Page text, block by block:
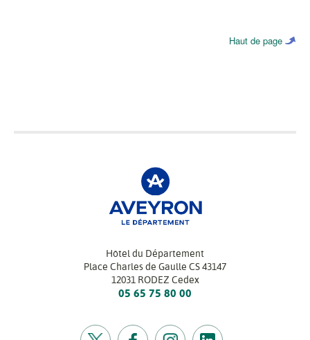
Haut de page
Hôtel du Département
Place Charles de Gaulle CS 43147
12031 RODEZ Cedex
05 65 75 80 00